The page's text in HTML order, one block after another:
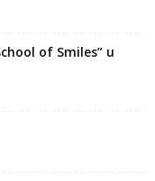
of Smiles” u